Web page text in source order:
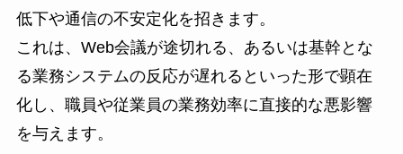
低下や通信の不安定化を招きます。
これは、Web会議が途切れる、あるいは基幹とな
る業務システムの反応が遅れるといった形で顕在
化し、職員や従業員の業務効率に直接的な悪影響
を与えます。